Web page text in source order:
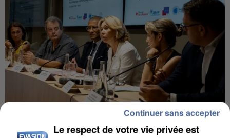
INCENDIES : L’ÎLE-DE-FRANCE LANCE UN ÉLAN
Le respect de votre vie privée est
Continuer sans accepter